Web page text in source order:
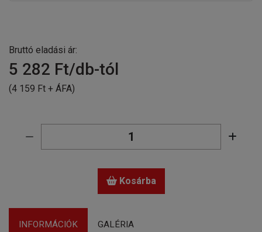
Bruttó eladási ár:
5 282 Ft/db-tól
(4 159 Ft + ÁFA)
Kosárba
INFORMÁCIÓK GALÉRIA